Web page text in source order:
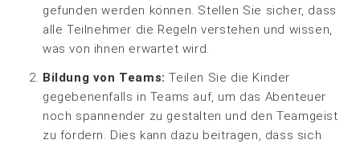
gefunden werden können. Stellen Sie sicher, dass
alle Teilnehmer die Regeln verstehen und wissen,
was von ihnen erwartet wird.
Bildung von Teams: Teilen Sie die Kinder
gegebenenfalls in Teams auf, um das Abenteuer
noch spannender zu gestalten und den Teamgeist
zu fördern. Dies kann dazu beitragen, dass sich